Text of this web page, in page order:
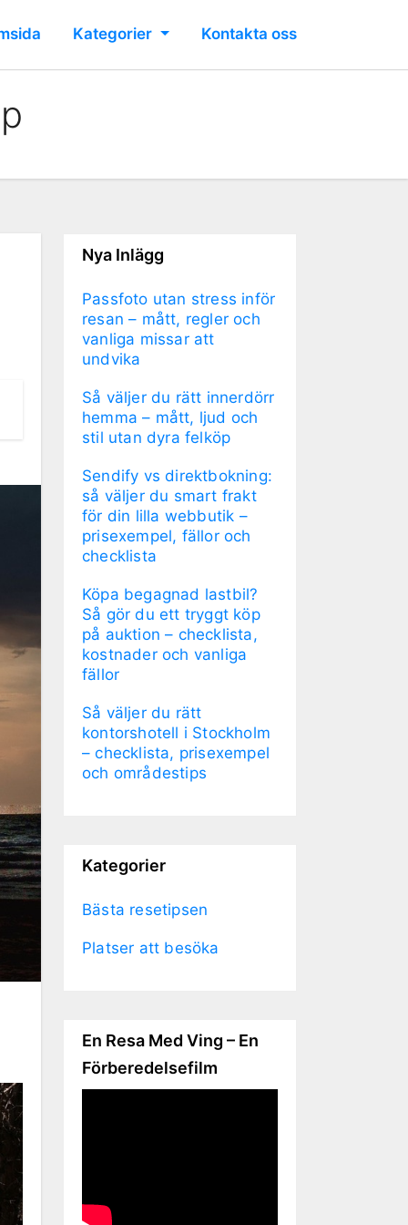
Kategorier Kontakta oss
Nya Inlägg
Passfoto utan stress inför
resan – mått, regler och
vanliga missar att
undvika
Så väljer du rätt innerdörr
hemma – mått, ljud och
stil utan dyra felköp
Sendify vs direktbokning:
så väljer du smart frakt
för din lilla webbutik –
prisexempel, fällor och
checklista
Köpa begagnad lastbil?
Så gör du ett tryggt köp
på auktion – checklista,
kostnader och vanliga
fällor
Så väljer du rätt
kontorshotell i Stockholm
– checklista, prisexempel
och områdestips
Kategorier
Bästa resetipsen
Platser att besöka
En Resa Med Ving – En
Förberedelsefilm